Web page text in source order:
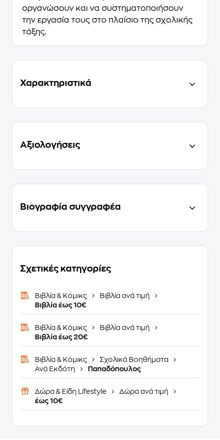
οργανώσουν και να συστηματοποιήσουν
την εργασία τους στο πλαίσιο της σχολικής
τάξης.
Χαρακτηριστικά
Αξιολογήσεις
Βιογραφία συγγραφέα
Σχετικές κατηγορίες
Βιβλία & Κόμικς
Βιβλία ανά τιμή
Βιβλία έως 10€
Βιβλία & Κόμικς
Βιβλία ανά τιμή
Βιβλία έως 20€
Βιβλία & Κόμικς
Σχολικά Βοηθήματα
Ανά Εκδότη
Παπαδόπουλος
Δώρα & Είδη Lifestyle
Δώρα ανά τιμή
έως 10€